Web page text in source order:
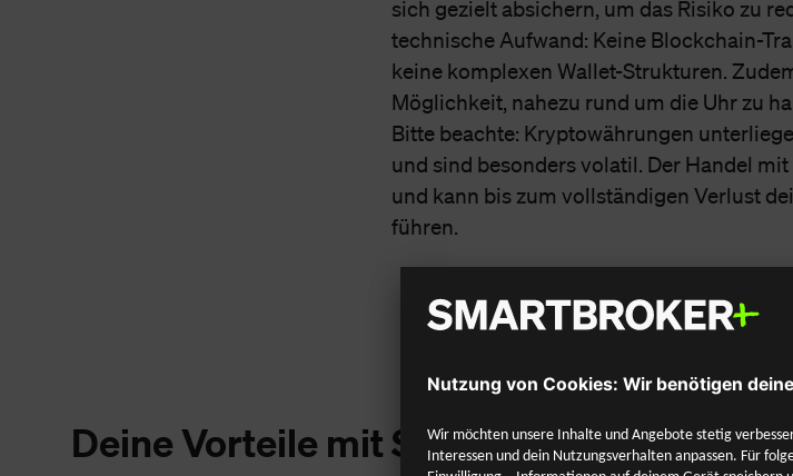
sich gezielt absichern, um das Risiko zu
technische Aufwand: Keine Blockchain-
keine komplexen Wallet-Strukturen.
Möglichkeit, nahezu rund um die Uhr zu
Bitte beachte: Kryptowährungen
und sind besonders volatil. Der Handel
und kann bis zum vollständigen Verlust
führen.
Deine Vorteile mit SMARTBROKER+